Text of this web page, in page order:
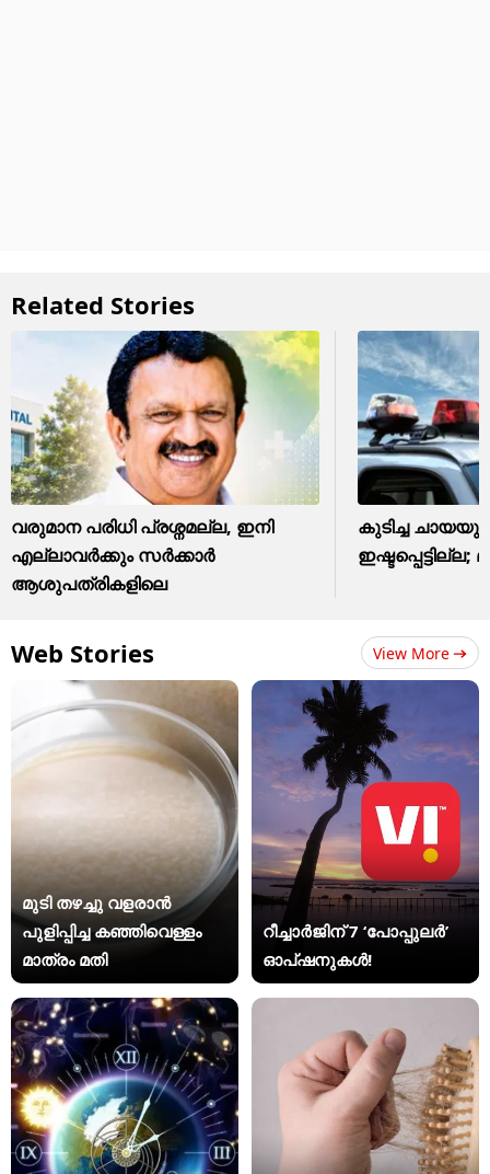
Related Stories
വരുമാന പരിധി പ്രശ്നമല്ല, ഇനി
എല്ലാവർക്കും സർക്കാർ
ആശുപത്രികളിലെ
കുടിച്ച
ഇഷ്ടപ്പെട്ടില്ല;
Web Stories View More
മുടി തഴച്ചു വളരാൻ
പുളിപ്പിച്ച കഞ്ഞിവെള്ളം
മാത്രം മതി
റീച്ചാർജിന് 7 ‘പോപ്പുലർ’
ഓപ്ഷനുകൾ!